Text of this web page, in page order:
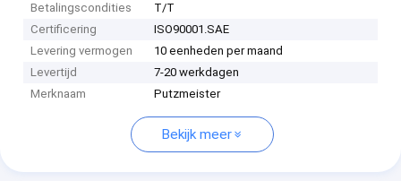
Betalingscondities
T/T
Certificering
ISO90001.SAE
Levering vermogen
10 eenheden per maand
Levertijd
7-20 werkdagen
Merknaam
Putzmeister
Bekijk meer